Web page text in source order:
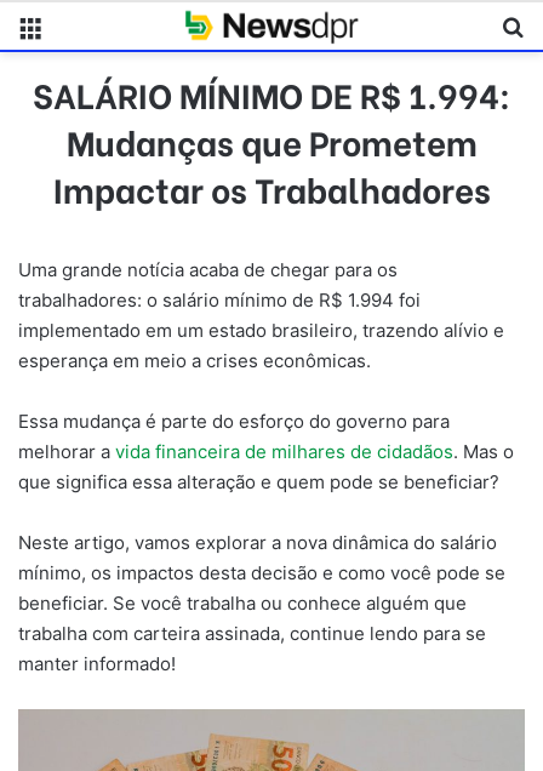
SALÁRIO MÍNIMO DE R$ 1.994:
Mudanças que Prometem
Impactar os Trabalhadores
Uma grande notícia acaba de chegar para os
trabalhadores: o salário mínimo de R$ 1.994 foi
implementado em um estado brasileiro, trazendo alívio e
esperança em meio a crises econômicas.
Essa mudança é parte do esforço do governo para
melhorar a vida financeira de milhares de cidadãos. Mas o
que significa essa alteração e quem pode se beneficiar?
Neste artigo, vamos explorar a nova dinâmica do salário
mínimo, os impactos desta decisão e como você pode se
beneficiar. Se você trabalha ou conhece alguém que
trabalha com carteira assinada, continue lendo para se
manter informado!